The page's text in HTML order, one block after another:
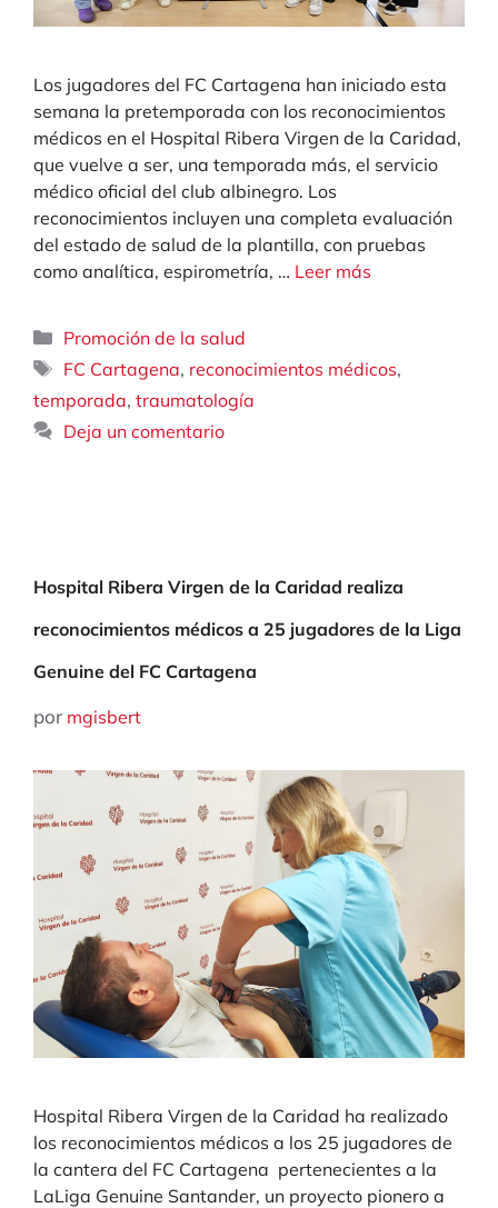
Los jugadores del FC Cartagena han iniciado esta
semana la pretemporada con los reconocimientos
médicos en el Hospital Ribera Virgen de la Caridad,
que vuelve a ser, una temporada más, el servicio
médico oficial del club albinegro. Los
reconocimientos incluyen una completa evaluación
del estado de salud de la plantilla, con pruebas
como analítica, espirometría, … Leer más
Categorías
Promoción de la salud
Etiquetas
FC Cartagena, reconocimientos médicos,
temporada, traumatología
Deja un comentario
Hospital Ribera Virgen de la Caridad realiza
reconocimientos médicos a 25 jugadores de la Liga
Genuine del FC Cartagena
por mgisbert
Hospital Ribera Virgen de la Caridad ha realizado
los reconocimientos médicos a los 25 jugadores de
la cantera del FC Cartagena pertenecientes a la
LaLiga Genuine Santander, un proyecto pionero a